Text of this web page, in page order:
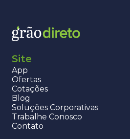
Site
App
Ofertas
Cotações
Blog
Soluções Corporativas
Trabalhe Conosco
Contato